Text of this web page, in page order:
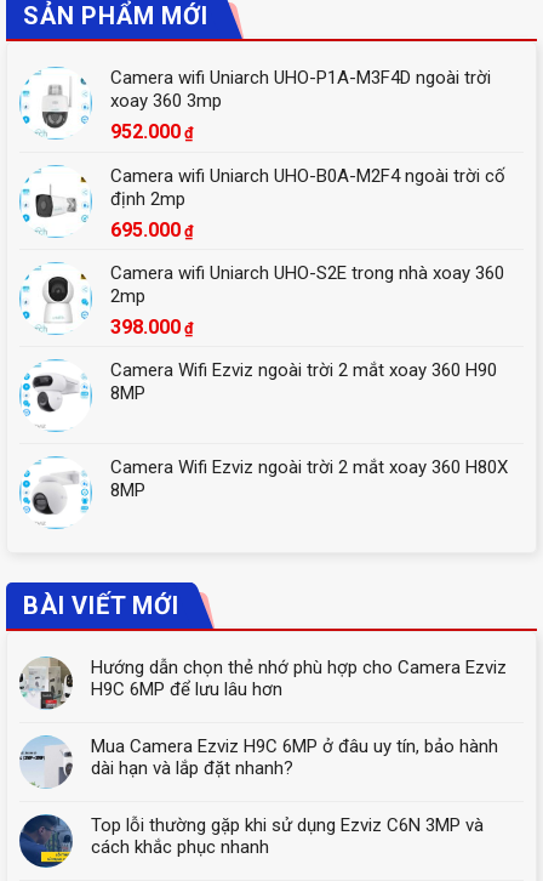
SẢN PHẨM MỚI
Camera wifi Uniarch UHO-P1A-M3F4D ngoài trời
xoay 360 3mp
952.000 ₫
Camera wifi Uniarch UHO-B0A-M2F4 ngoài trời cố
định 2mp
695.000 ₫
Camera wifi Uniarch UHO-S2E trong nhà xoay 360
2mp
398.000 ₫
Camera Wifi Ezviz ngoài trời 2 mắt xoay 360 H90
8MP
Camera Wifi Ezviz ngoài trời 2 mắt xoay 360 H80X
8MP
BÀI VIẾT MỚI
Hướng dẫn chọn thẻ nhớ phù hợp cho Camera Ezviz
H9C 6MP để lưu lâu hơn
Mua Camera Ezviz H9C 6MP ở đâu uy tín, bảo hành
dài hạn và lắp đặt nhanh?
Top lỗi thường gặp khi sử dụng Ezviz C6N 3MP và
cách khắc phục nhanh